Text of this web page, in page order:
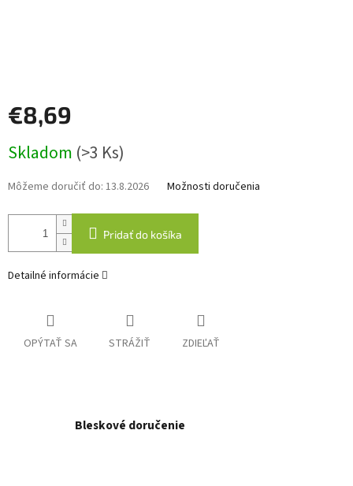
€8,69
cena:
Skladom (>3 Ks)
Môžeme doručiť do: 13.8.2026 Možnosti doručenia
Pridať do košíka
Detailné informácie
OPÝTAŤ SA STRÁŽIŤ ZDIEĽAŤ
Bleskové doručenie